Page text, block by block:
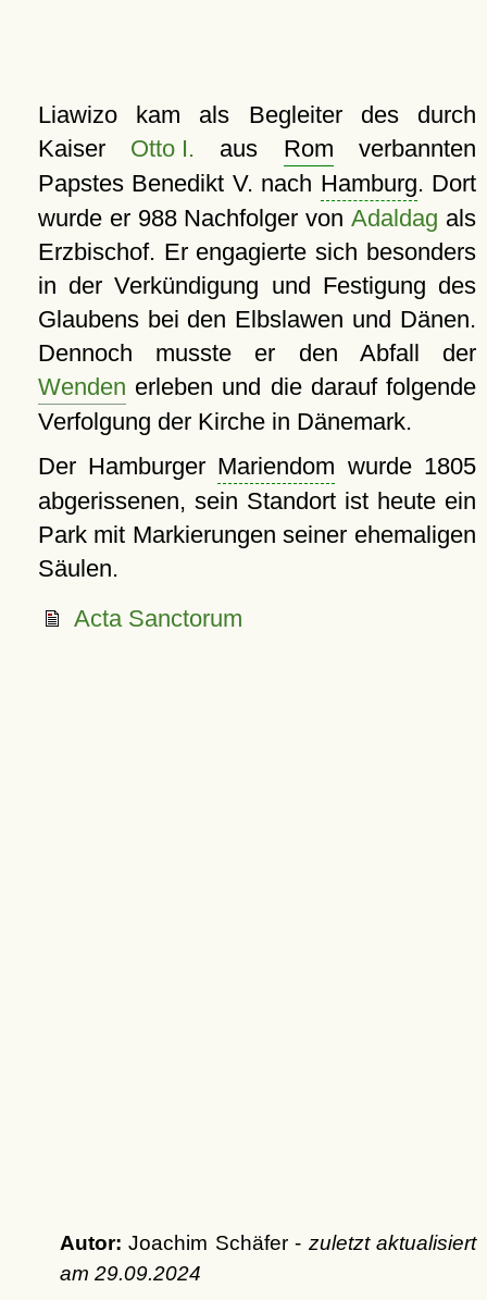
Liawizo kam als Begleiter des durch
Kaiser Otto I. aus Rom verbannten
Papstes Benedikt V. nach Hamburg. Dort
wurde er 988 Nachfolger vonAdaldag als
Erzbischof. Er engagierte sich besonders
in der Verkündigung und Festigung des
Glaubens bei den Elbslawen und Dänen.
Dennoch musste er den Abfall der
Wenden erleben und die darauf folgende
Verfolgung der Kirche in Dänemark.
Der Hamburger Mariendom wurde 1805
abgerissenen, sein Standort ist heute ein
Park mit Markierungen seiner ehemaligen
Säulen.
Acta Sanctorum
Autor: Joachim Schäfer - zuletzt aktualisiert
am 29.09.2024